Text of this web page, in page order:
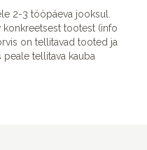
2-3 tööpäeva jooksul.
konkreetsest tootest (info
on tellitavad tooted ja
peale tellitava kauba